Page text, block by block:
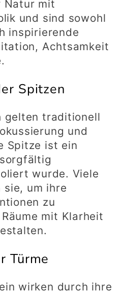
Natur mit
und sind sowohl
inspirierende
Achtsamkeit
Spitzen
gelten traditionell
und
Spitze ist ein
wurde. Viele
sie, um ihre
zu
mit Klarheit
Türme
wirken durch ihre